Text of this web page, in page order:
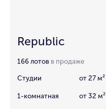
Republic
166 лотов в продаже
Студии от 27 м²
1-комнатная от 32 м²